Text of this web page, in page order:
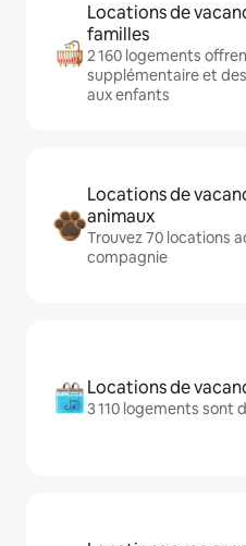
Locations de
familles
2 160 logements
supplémentaire et
aux enfants
Locations de
animaux
Trouvez 70 locations
compagnie
Locations de
3 110 logements sont